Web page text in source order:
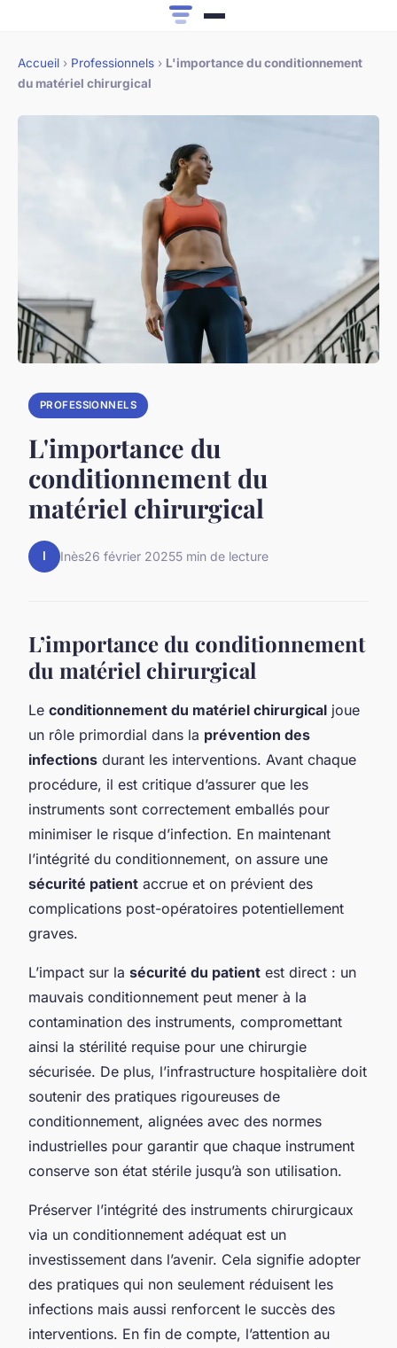
Accueil › Professionnels › L'importance du conditionnement
du matériel chirurgical
PROFESSIONNELS
L'importance du
conditionnement du
matériel chirurgical
I Inès26 février 20255 min de lecture
L’importance du conditionnement
du matériel chirurgical
Le conditionnement du matériel chirurgical joue
un rôle primordial dans la prévention des
infections durant les interventions. Avant chaque
procédure, il est critique d’assurer que les
instruments sont correctement emballés pour
minimiser le risque d’infection. En maintenant
l’intégrité du conditionnement, on assure une
sécurité patient accrue et on prévient des
complications post-opératoires potentiellement
graves.
L’impact sur la sécurité du patient est direct : un
mauvais conditionnement peut mener à la
contamination des instruments, compromettant
ainsi la stérilité requise pour une chirurgie
sécurisée. De plus, l’infrastructure hospitalière doit
soutenir des pratiques rigoureuses de
conditionnement, alignées avec des normes
industrielles pour garantir que chaque instrument
conserve son état stérile jusqu’à son utilisation.
Préserver l’intégrité des instruments chirurgicaux
via un conditionnement adéquat est un
investissement dans l’avenir. Cela signifie adopter
des pratiques qui non seulement réduisent les
infections mais aussi renforcent le succès des
interventions. En fin de compte, l’attention au